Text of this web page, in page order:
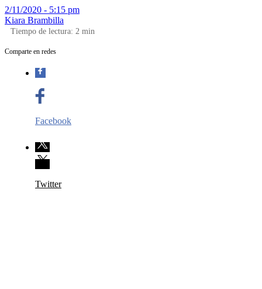
2/11/2020 - 5:15 pm
Kiara Brambilla
Tiempo de lectura: 2 min
Comparte en redes
Facebook
Twitter